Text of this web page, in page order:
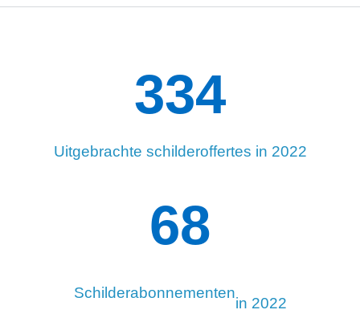
Uitgebrachte schilderoffertes in 2022
334
Schilderabonnementen
in 2022
99